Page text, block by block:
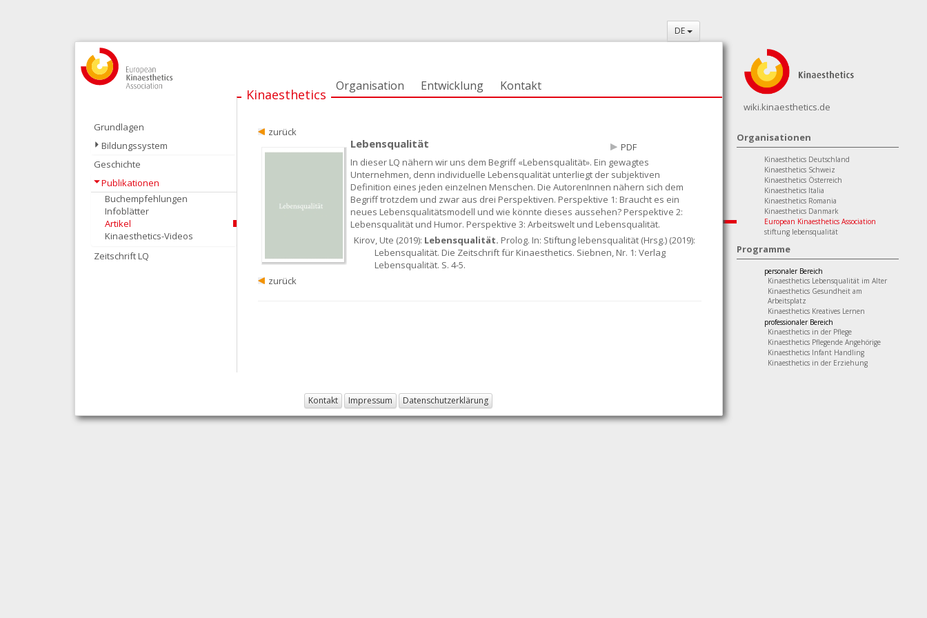
DE
Kinaesthetics
Organisation Entwicklung Kontakt
Grundlagen
Bildungssystem
Geschichte
Publikationen
Buchempfehlungen
Infoblätter
Artikel
Kinaesthetics-Videos
Zeitschrift LQ
zurück
Lebensqualität
PDF
In dieser LQ nähern wir uns dem Begriff «Lebensqualität». Ein gewagtes
Unternehmen, denn individuelle Lebensqualität unterliegt der subjektiven
Definition eines jeden einzelnen Menschen. Die AutorenInnen nähern sich dem
Begriff trotzdem und zwar aus drei Perspektiven. Perspektive 1: Braucht es ein
neues Lebensqualitätsmodell und wie könnte dieses aussehen? Perspektive 2:
Lebensqualität und Humor. Perspektive 3: Arbeitswelt und Lebensqualität.
Kirov, Ute (2019): Lebensqualität. Prolog. In: Stiftung lebensqualität (Hrsg.) (2019):
Lebensqualität. Die Zeitschrift für Kinaesthetics. Siebnen, Nr. 1: Verlag
Lebensqualität. S. 4-5.
zurück
Kontakt Impressum Datenschutzerklärung
wiki.kinaesthetics.de
Organisationen
Kinaesthetics Deutschland
Kinaesthetics Schweiz
Kinaesthetics Österreich
Kinaesthetics Italia
Kinaesthetics Romania
Kinaesthetics Danmark
European Kinaesthetics Association
stiftung lebensqualität
Programme
personaler Bereich
Kinaesthetics Lebensqualität im Alter
Kinaesthetics Gesundheit am
Arbeitsplatz
Kinaesthetics Kreatives Lernen
professionaler Bereich
Kinaesthetics in der Pflege
Kinaesthetics Pflegende Angehörige
Kinaesthetics Infant Handling
Kinaesthetics in der Erziehung